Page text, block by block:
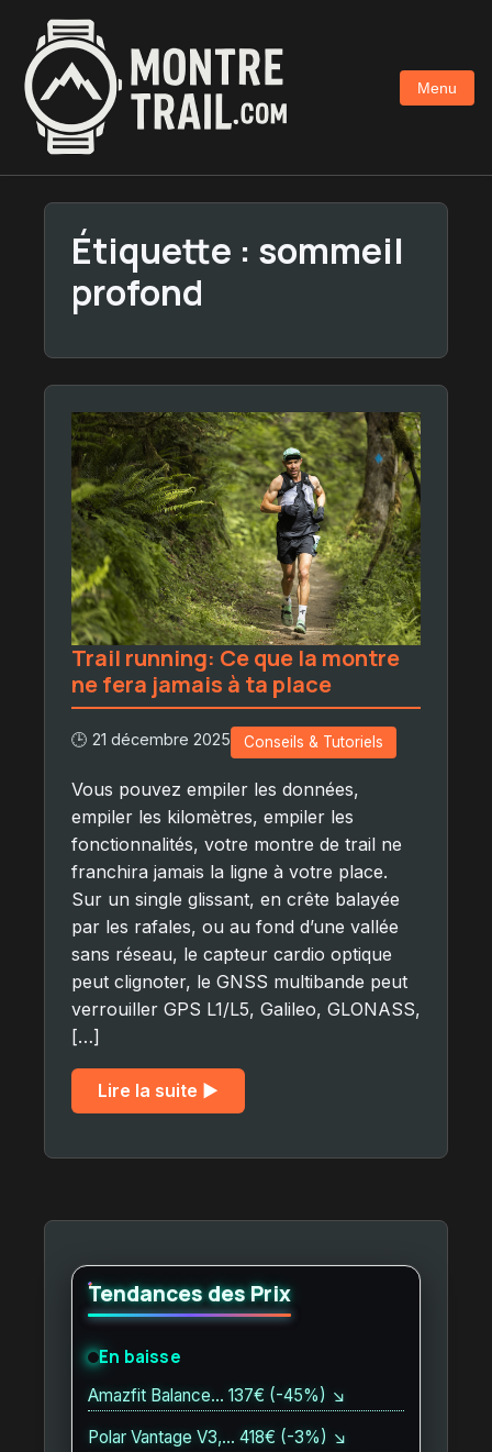
contenu
principal
Menu
Étiquette : sommeil
profond
Trail running: Ce que la montre
ne fera jamais à ta place
🕒 21 décembre 2025 Conseils & Tutoriels
Vous pouvez empiler les données,
empiler les kilomètres, empiler les
fonctionnalités, votre montre de trail ne
franchira jamais la ligne à votre place.
Sur un single glissant, en crête balayée
par les rafales, ou au fond d’une vallée
sans réseau, le capteur cardio optique
peut clignoter, le GNSS multibande peut
verrouiller GPS L1/L5, Galileo, GLONASS,
[…]
Lire la suite ▶︎
Tendances des Prix
En baisse
Amazfit Balance… 137€ (-45%) ↘
Polar Vantage V3,… 418€ (-3%) ↘